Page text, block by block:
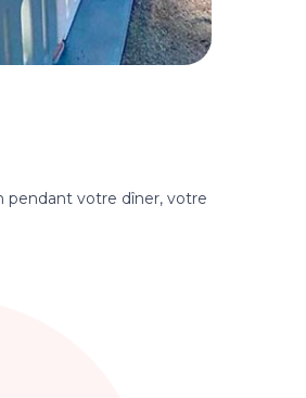
pendant votre dîner, votre